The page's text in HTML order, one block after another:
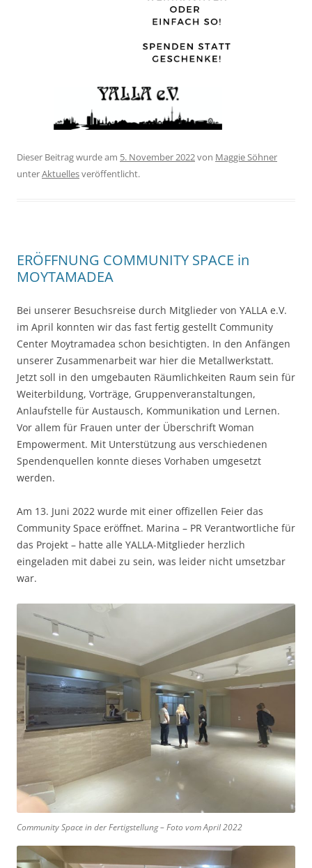
Dieser Beitrag wurde am 5. November 2022von Maggie Söhner
unterAktuellesveröffentlicht.
ERÖFFNUNG COMMUNITY SPACE in
MOYTAMADEA
Bei unserer Besuchsreise durch Mitglieder von YALLA e.V.
im April konnten wir das fast fertig gestellt Community
Center Moytramadea schon besichtigten. In den Anfängen
unserer Zusammenarbeit war hier die Metallwerkstatt.
Jetzt soll in den umgebauten Räumlichkeiten Raum sein für
Weiterbildung, Vorträge, Gruppenveranstaltungen,
Anlaufstelle für Austausch, Kommunikation und Lernen.
Vor allem für Frauen unter der Überschrift Woman
Empowerment. Mit Unterstützung aus verschiedenen
Spendenquellen konnte dieses Vorhaben umgesetzt
werden.
Am 13. Juni 2022 wurde mit einer offizellen Feier das
Community Space eröffnet. Marina – PR Verantwortliche für
das Projekt – hatte alle YALLA-Mitglieder herzlich
eingeladen mit dabei zu sein, was leider nicht umsetzbar
war.
Community Space in der Fertigstellung – Foto vom April 2022